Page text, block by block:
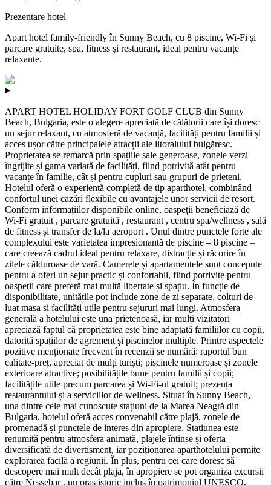
Prezentare hotel
Apart hotel family-friendly în Sunny Beach, cu 8 piscine, Wi‑Fi și
parcare gratuite, spa, fitness și restaurant, ideal pentru vacanțe
relaxante.
APART HOTEL HOLIDAY FORT GOLF CLUB din Sunny
Beach, Bulgaria, este o alegere apreciată de călătorii care își doresc
un sejur relaxant, cu atmosferă de vacanță, facilități pentru familii și
acces ușor către principalele atracții ale litoralului bulgăresc.
Proprietatea se remarcă prin spațiile sale generoase, zonele verzi
îngrijite și gama variată de facilități, fiind potrivită atât pentru
vacanțe în familie, cât și pentru cupluri sau grupuri de prieteni.
Hotelul oferă o experiență completă de tip aparthotel, combinând
confortul unei cazări flexibile cu avantajele unor servicii de resort.
Conform informațiilor disponibile online, oaspeții beneficiază de
Wi‑Fi gratuit , parcare gratuită , restaurant , centru spa/wellness , sală
de fitness și transfer de la/la aeroport . Unul dintre punctele forte ale
complexului este varietatea impresionantă de piscine – 8 piscine –
care creează cadrul ideal pentru relaxare, distracție și răcorire în
zilele călduroase de vară. Camerele și apartamentele sunt concepute
pentru a oferi un sejur practic și confortabil, fiind potrivite pentru
oaspeții care preferă mai multă libertate și spațiu. În funcție de
disponibilitate, unitățile pot include zone de zi separate, colțuri de
luat masa și facilități utile pentru sejururi mai lungi. Atmosfera
generală a hotelului este una prietenoasă, iar mulți vizitatori
apreciază faptul că proprietatea este bine adaptată familiilor cu copii,
datorită spațiilor de agrement și piscinelor multiple. Printre aspectele
pozitive menționate frecvent în recenzii se numără: raportul bun
calitate-preț, apreciat de mulți turiști; piscinele numeroase și zonele
exterioare atractive; posibilitățile bune pentru familii și copii;
facilitățile utile precum parcarea și Wi‑Fi-ul gratuit; prezența
restaurantului și a serviciilor de wellness. Situat în Sunny Beach,
una dintre cele mai cunoscute stațiuni de la Marea Neagră din
Bulgaria, hotelul oferă acces convenabil către plajă, zonele de
promenadă și punctele de interes din apropiere. Stațiunea este
renumită pentru atmosfera animată, plajele întinse și oferta
diversificată de divertisment, iar poziționarea aparthotelului permite
explorarea facilă a regiunii. În plus, pentru cei care doresc să
descopere mai mult decât plaja, în apropiere se pot organiza excursii
către Nessebar , un oraș istoric inclus în patrimoniul UNESCO,